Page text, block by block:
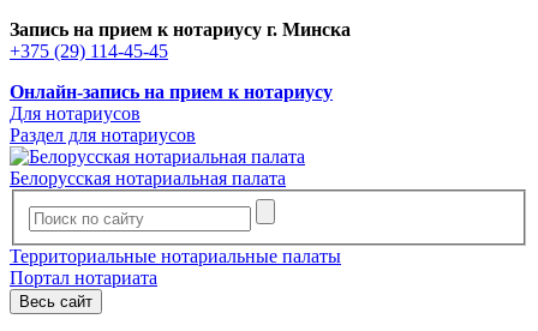
Запись на прием к нотариусу г. Минска
+375 (29) 114-45-45
Онлайн-запись на прием к нотариусу
Для нотариусов
Раздел для нотариусов
Белорусская нотариальная палата
Территориальные нотариальные палаты
Портал нотариата
Весь сайт